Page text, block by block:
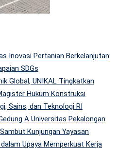
Inovasi Pertanian Berkelanjutan
SDGs
Global, UNIKAL Tingkatkan
Hukum Konstruksi
Sains, dan Teknologi RI
A Universitas Pekalongan
Kunjungan Yayasan
Upaya Memperkuat Kerja